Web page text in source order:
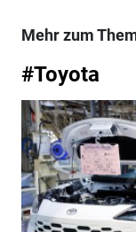
Mehr zum
#Toyota